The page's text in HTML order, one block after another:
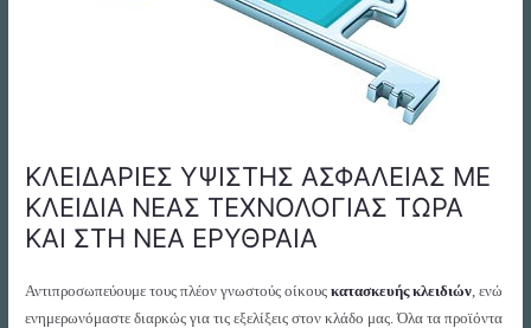
ΚΛΕΙΔΑΡΙΕΣ ΥΨΙΣΤΗΣ ΑΣΦΑΛΕΙΑΣ ME
ΚΛΕΙΔΙΑ ΝΕΑΣ ΤΕΧΝΟΛΟΓΙΑΣ ΤΩΡΑ
ΚΑΙ ΣΤΗ ΝΕΑ ΕΡΥΘΡΑΙΑ
Αντιπροσωπεύουμε τους πλέον γνωστούς οίκουςκατασκευής κλειδιών , ενώ
ενημερωνόμαστε διαρκώς για τις εξελίξεις στον κλάδο μας. Όλα τα προϊόντα